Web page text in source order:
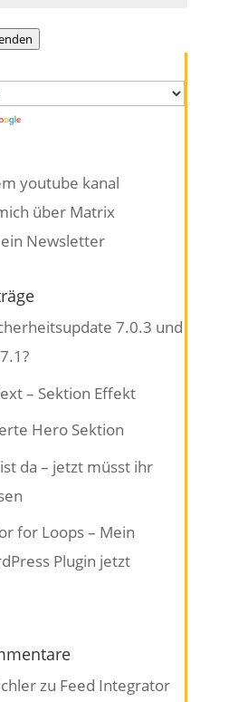
7.0.3 und
– Sektion Effekt
Hero Sektion
da – jetzt müsst ihr
for Loops – Mein
Plugin jetzt
zu Feed Integrator